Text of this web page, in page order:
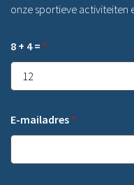
onze sportieve activiteiten
8 + 4 = *
E-mailadres *